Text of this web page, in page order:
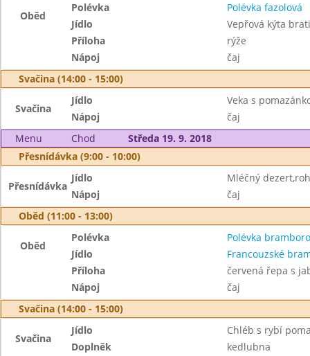
Oběd
Polévka
Polévka fazolová
Jídlo
Vepřová kýta
Příloha
rýže
Nápoj
čaj
Svačina (14:00 - 15:00)
Svačina
Jídlo
Veka s
Nápoj
čaj
Menu
Chod
Středa 19. 9. 2018
Přesnídávka (9:00 - 10:00)
Přesnídávka
Jídlo
Mléčný
Nápoj
čaj
Oběd (11:00 - 13:00)
Oběd
Polévka
Polévka
Jídlo
Francouzské
Příloha
červená řepa s
Nápoj
čaj
Svačina (14:00 - 15:00)
Svačina
Jídlo
Chléb s rybí
Doplněk
kedlubna